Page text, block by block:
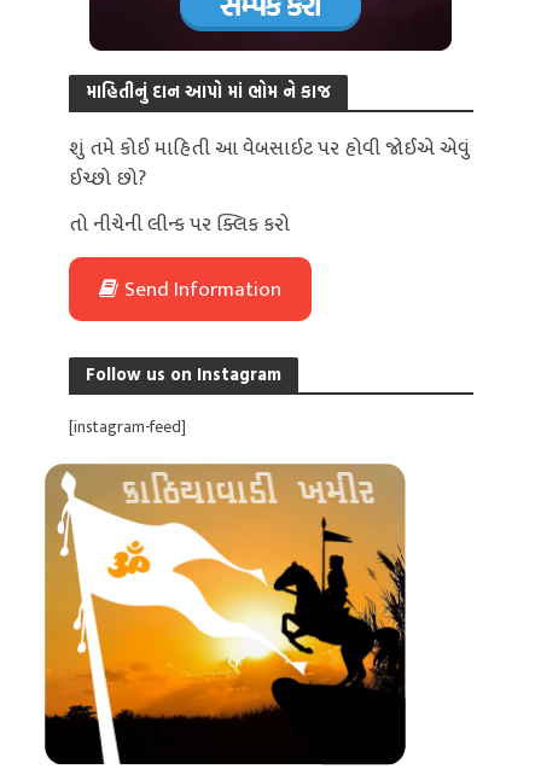
માહિતીનું દાન આપો માં ભોમ ને કાજ
શું તમે કોઈ માહિતી આ વેબસાઈટ પર હોવી જોઈએ એવું
ઈચ્છો છો?
તો નીચેની લીન્ક પર ક્લિક કરો
Send Information
Follow us on Instagram
[instagram-feed]